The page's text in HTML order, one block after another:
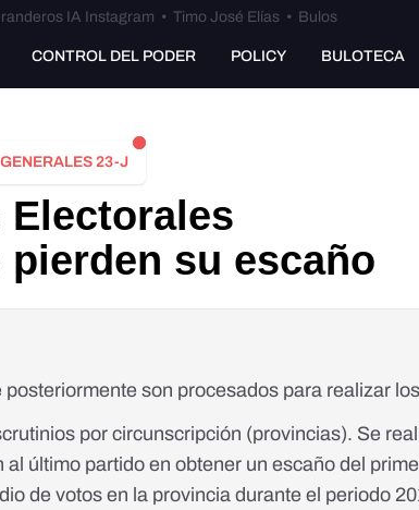
IA Instagram • Timo José Elías • Bulos
CONTROL DEL PODER POLICY BULOTECA
23-J
Electorales
pierden su escaño
son procesados para realizar
por circunscripción (provincias). Se
último partido en obtener un escaño del
de votos en la provincia durante el periodo